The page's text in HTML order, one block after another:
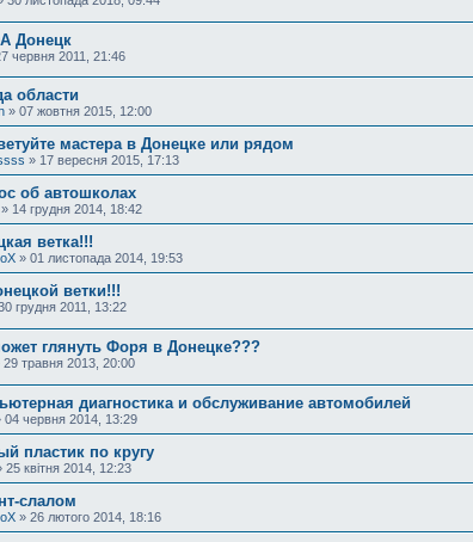
Донецк
червня 2011, 21:46
области
» 07 жовтня 2015, 12:00
мастера в Донецке или рядом
» 17 вересня 2015, 17:13
об автошколах
» 14 грудня 2014, 18:42
ветка!!!
» 01 листопада 2014, 19:53
ветки!!!
грудня 2011, 13:22
глянуть Форя в Донецке???
29 травня 2013, 20:00
диагностика и обслуживание автомобилей
04 червня 2014, 13:29
пластик по кругу
25 квітня 2014, 12:23
слалом
» 26 лютого 2014, 18:16